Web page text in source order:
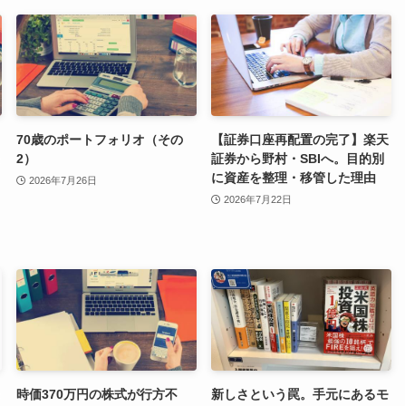
70歳のポートフォリオ（その
2）
2026年7月26日
【証券口座再配置の完了】楽天
証券から野村・SBIへ。目的別
に資産を整理・移管した理由
2026年7月22日
時価370万円の株式が行方不
新しさという罠。手元にあるモ